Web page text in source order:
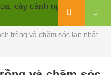
trồng và chăm sóc lan nhất